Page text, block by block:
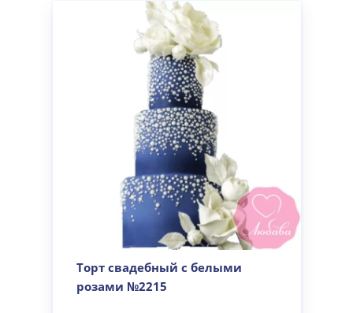
Торт свадебный с белыми
розами №2215